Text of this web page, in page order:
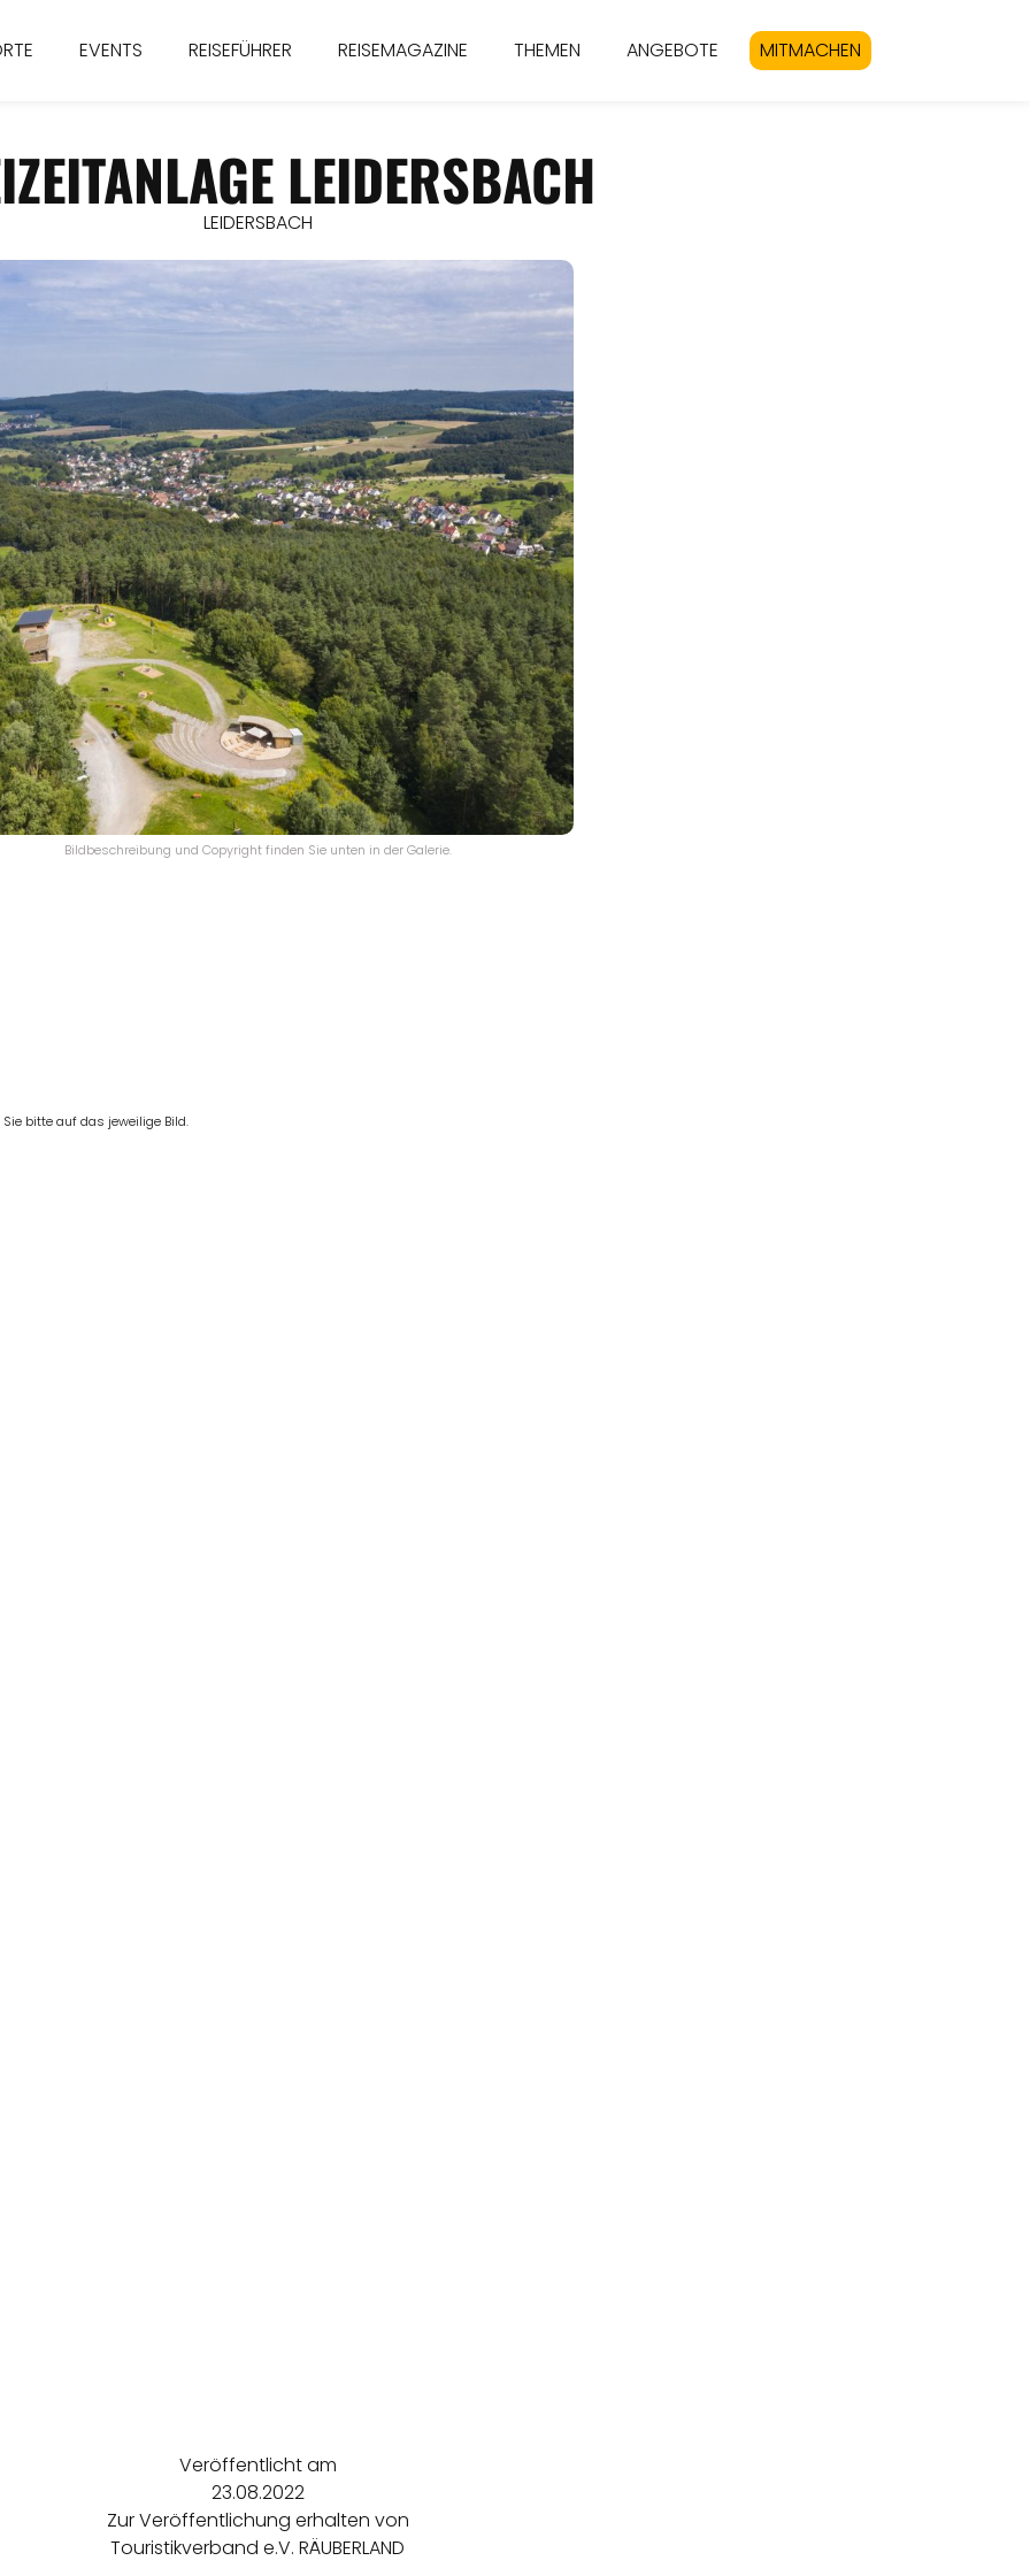
EVENTS REISEFÜHRER REISEMAGAZINE THEMEN ANGEBOTE MITMACHEN
LEIDERSBACH
LEIDERSBACH
Bildbeschreibung und Copyright finden Sie unten in der Galerie.
bitte auf das jeweilige Bild.
Veröffentlicht am
23.08.2022
Zur Veröffentlichung erhalten von
Touristikverband e.V. RÄUBERLAND